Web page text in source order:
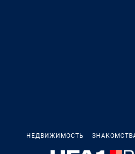
НЕДВИЖИМОСТЬ